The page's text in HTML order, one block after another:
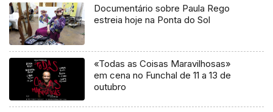
Documentário sobre Paula Rego
estreia hoje na Ponta do Sol
«Todas as Coisas Maravilhosas»
em cena no Funchal de 11 a 13 de
outubro